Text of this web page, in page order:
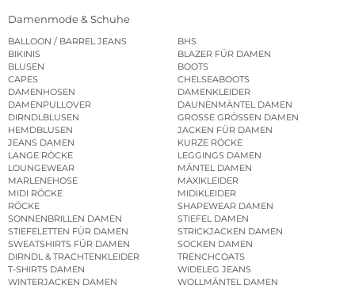
Damenmode & Schuhe
BALLOON / BARREL JEANS
BHS
BIKINIS
BLAZER FÜR DAMEN
BLUSEN
BOOTS
CAPES
CHELSEABOOTS
DAMENHOSEN
DAMENKLEIDER
DAMENPULLOVER
DAUNENMÄNTEL DAMEN
DIRNDLBLUSEN
GROSSE GRÖSSEN DAMEN
HEMDBLUSEN
JACKEN FÜR DAMEN
JEANS DAMEN
KURZE RÖCKE
LANGE RÖCKE
LEGGINGS DAMEN
LOUNGEWEAR
MÄNTEL DAMEN
MARLENEHOSE
MAXIKLEIDER
MIDI RÖCKE
MIDIKLEIDER
RÖCKE
SHAPEWEAR DAMEN
SONNENBRILLEN DAMEN
STIEFEL DAMEN
STIEFELETTEN FÜR DAMEN
STRICKJACKEN DAMEN
SWEATSHIRTS FÜR DAMEN
SOCKEN DAMEN
DIRNDL & TRACHTENKLEIDER
TRENCHCOATS
T-SHIRTS DAMEN
WIDELEG JEANS
WINTERJACKEN DAMEN
WOLLMÄNTEL DAMEN